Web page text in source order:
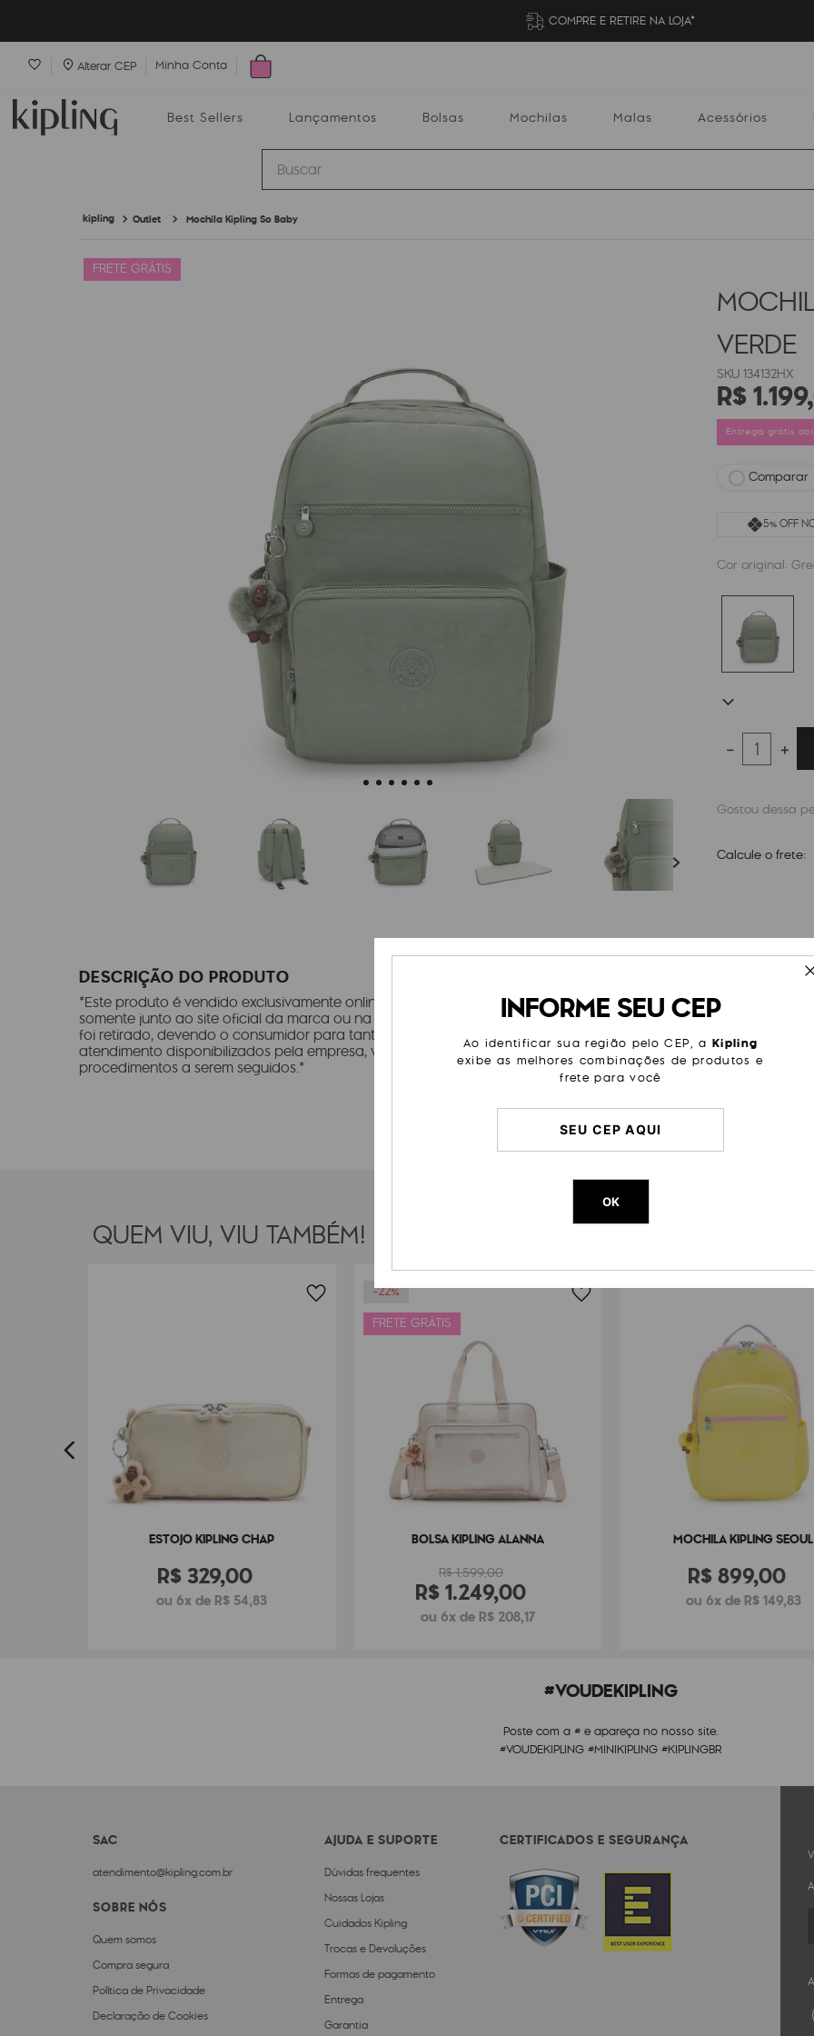
COMPRE E RETIRE NA LOJA*
Alterar CEP Minha Conta
Best Sellers Lançamentos Bolsas Mochilas Malas Acessórios
Buscar
Outlet Mochila Kipling So Baby
FRETE GRÁTIS
VERDE
134132HX
R$1.199,
Entrega grátis
Comparar
5% OFF
Cor original:
＋
－
Calcule o frete:
DESCRIÇÃO DO PRODUTO
*Este produto é vendido exclusivamente online e sua troca poderá ser realizada
somente junto ao site oficial da marca ou na respectiva loja em que o produto
foi retirado, devendo o consumidor para tanto, contatar o SAC ou canais de
atendimento disponibilizados pela empresa, visando obter orientações sobre os
procedimentos a serem seguidos.*
Cor Original
Dimensões
Peso
QUEM VIU, VIU TAMBÉM!
ESTOJO KIPLING CHAP
R$ 329,00
ou 6x de R$ 54,83
-22%
FRETE GRÁTIS
BOLSA KIPLING ALANNA
R$1.599,00
R$ 1.249,00
ou 6x de R$ 208,17
MOCHILA KIPLING SEOUL
R$899,00
ou 6x de R$ 149,83
#VOUDEKIPLING
Poste com a # e apareça no nosso site.
#VOUDEKIPLING #MINIKIPLING #KIPLINGBR
SAC
atendimento@kipling.com.br
SOBRE NÓS
Quem somos
Compra segura
Política de Privacidade
Declaração de Cookies
AJUDA E SUPORTE
Dúvidas frequentes
Nossas Lojas
Cuidados Kipling
Trocas e Devoluções
Formas de pagamento
Entrega
Garantia
CERTIFICADOS E SEGURANÇA
INFORME SEU CEP
Ao identificar sua região pelo CEP, a Kipling
exibe as melhores combinações de produtos e
frete para você
OK